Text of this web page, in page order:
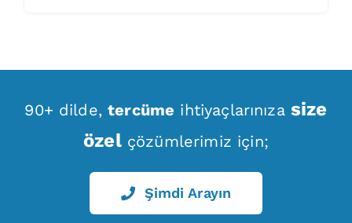
90+ dilde,tercüme ihtiyaçlarınıza size
özelçözümlerimiz için;
Şimdi Arayın